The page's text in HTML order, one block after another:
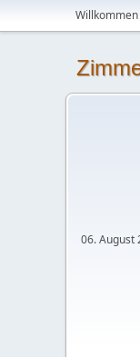
06. August